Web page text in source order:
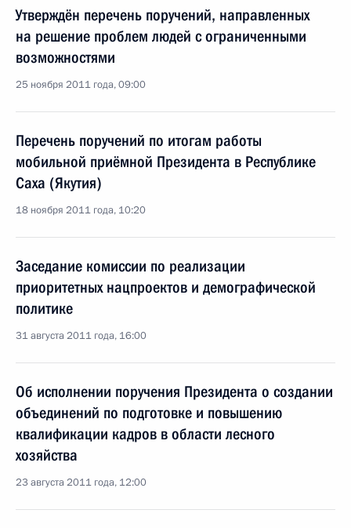
Утверждён перечень поручений, направленных
на решение проблем людей с ограниченными
возможностями
25 ноября 2011 года, 09:00
Перечень поручений по итогам работы
мобильной приёмной Президента в Республике
Саха (Якутия)
18 ноября 2011 года, 10:20
Заседание комиссии по реализации
приоритетных нацпроектов и демографической
политике
31 августа 2011 года, 16:00
Об исполнении поручения Президента о создании
объединений по подготовке и повышению
квалификации кадров в области лесного
хозяйства
23 августа 2011 года, 12:00